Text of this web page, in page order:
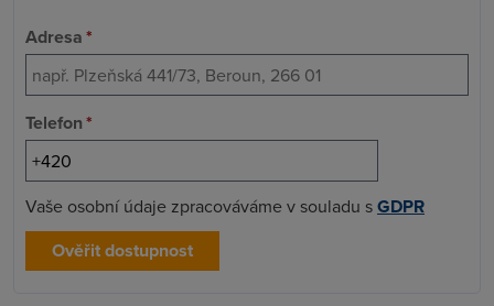
Adresa*
Telefon*
Vaše osobní údaje zpracováváme v souladu sGDPR
Ověřit dostupnost